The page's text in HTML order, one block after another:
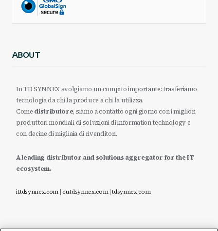
ABOUT
In TD SYNNEX svolgiamo un compito importante: trasferiamo
tecnologia da chi la produce a chi la utilizza.
Come distributore, siamo a contatto ogni giorno con i migliori
produttori mondiali di soluzioni di information technology e
con decine di migliaia di rivenditori.
A leading distributor and solutions aggregator for the IT
ecosystem.
it.tdsynnex.com|eu.tdsynnex.com|tdsynnex.com